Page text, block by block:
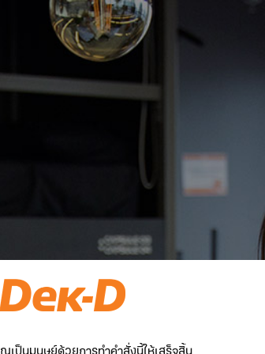
เป็นมนุษย์ด้วยการทำคำสั่งนี้ให้เสร็จสิ้น